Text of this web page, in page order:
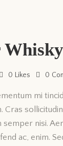
0 Likes 0
mi
Cras
nisi.
ac, enim.